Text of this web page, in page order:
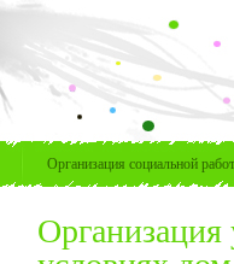
Организация социальной
Организация